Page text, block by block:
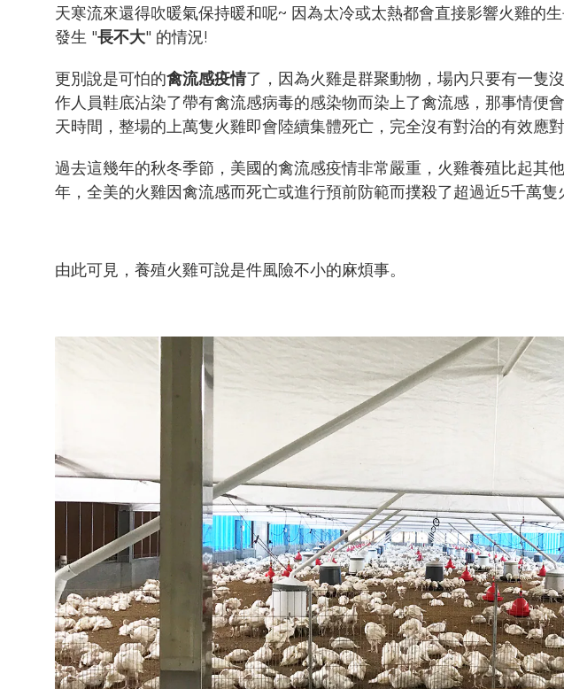
天寒流來還得吹暖氣保持暖和呢~ 因為太冷或太熱都會直接影響火雞的
發生 "長不大" 的情況!
更別說是可怕的禽流感疫情了，因為火雞是群聚動物，場內只要有一隻
作人員鞋底沾染了帶有禽流感病毒的感染物而染上了禽流感，那事情便
天時間，整場的上萬隻火雞即會陸續集體死亡，完全沒有對治的有效應對
過去這幾年的秋冬季節，美國的禽流感疫情非常嚴重，火雞養殖比起其
年，全美的火雞因禽流感而死亡或進行預前防範而撲殺了超過近5千萬
由此可見，養殖火雞可說是件風險不小的麻煩事。